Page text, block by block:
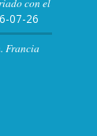
07-26
Francia